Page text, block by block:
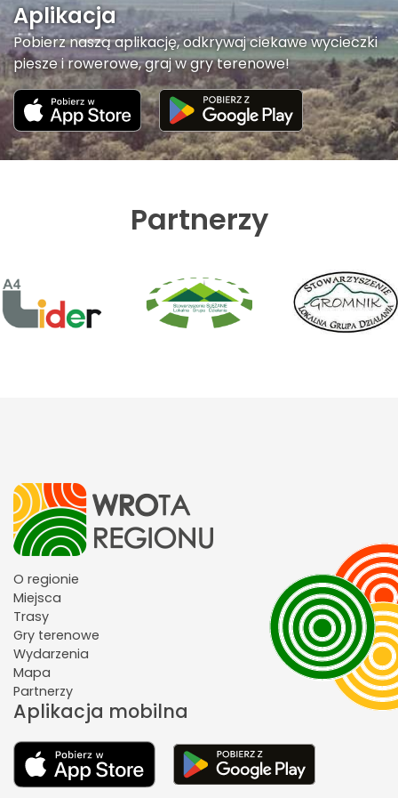
Aplikacja
Pobierz naszą aplikację, odkrywaj ciekawe wycieczki
piesze i rowerowe, graj w gry terenowe!
Partnerzy
O regionie
Miejsca
Trasy
Gry terenowe
Wydarzenia
Mapa
Partnerzy
Aplikacja mobilna